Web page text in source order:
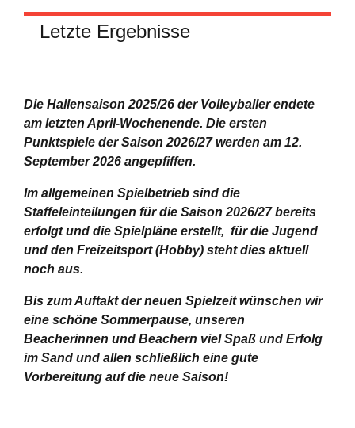
Letzte Ergebnisse
Die Hallensaison 2025/26 der Volleyballer endete
am letzten April-Wochenende. Die ersten
Punktspiele der Saison 2026/27 werden am 12.
September 2026 angepfiffen.
Im allgemeinen Spielbetrieb sind die
Staffeleinteilungen für die Saison 2026/27 bereits
erfolgt und die Spielpläne erstellt, für die Jugend
und den Freizeitsport (Hobby) steht dies aktuell
noch aus.
Bis zum Auftakt der neuen Spielzeit wünschen wir
eine schöne Sommerpause, unseren
Beacherinnen und Beachern viel Spaß und Erfolg
im Sand und allen schließlich eine gute
Vorbereitung auf die neue Saison!